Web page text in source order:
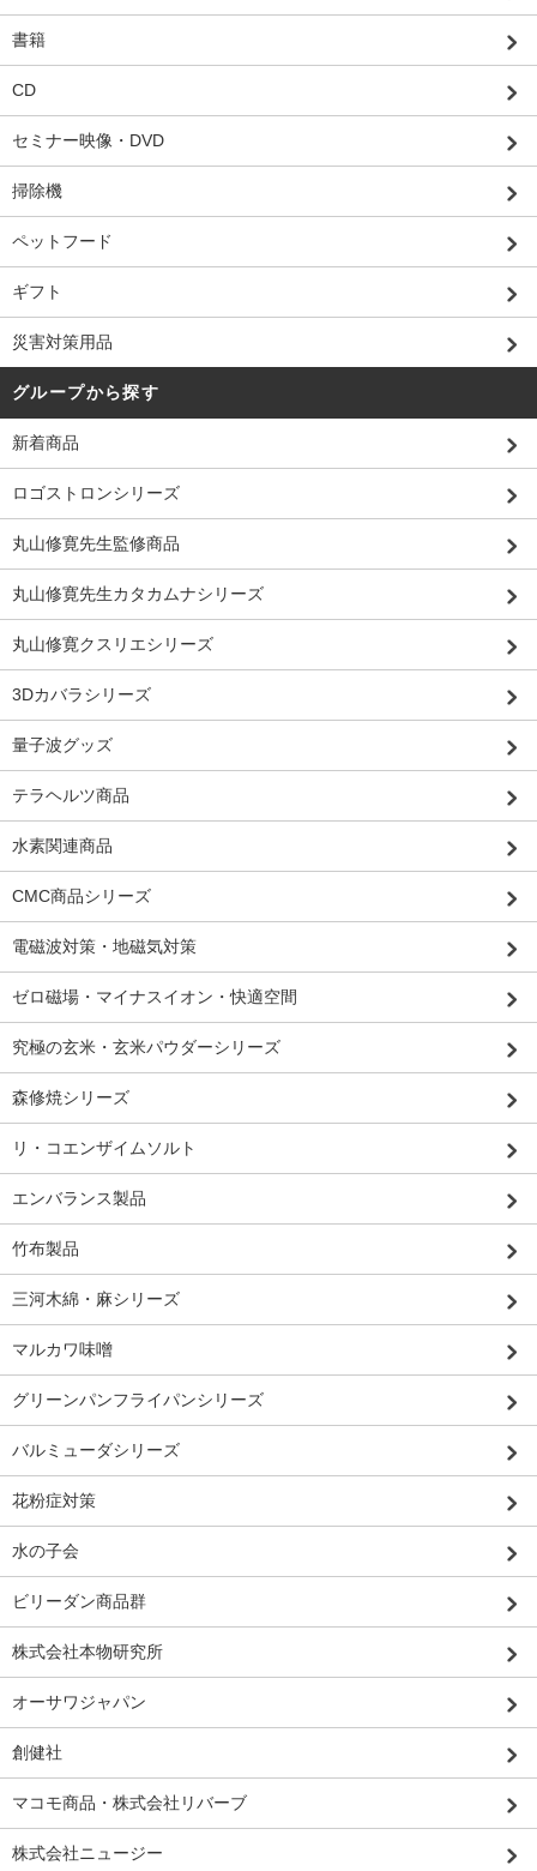
書籍
CD
セミナー映像・DVD
掃除機
ペットフード
ギフト
災害対策用品
グループから探す
新着商品
ロゴストロンシリーズ
丸山修寛先生監修商品
丸山修寛先生カタカムナシリーズ
丸山修寛クスリエシリーズ
3Dカバラシリーズ
量子波グッズ
テラヘルツ商品
水素関連商品
CMC商品シリーズ
電磁波対策・地磁気対策
ゼロ磁場・マイナスイオン・快適空間
究極の玄米・玄米パウダーシリーズ
森修焼シリーズ
リ・コエンザイムソルト
エンバランス製品
竹布製品
三河木綿・麻シリーズ
マルカワ味噌
グリーンパンフライパンシリーズ
バルミューダシリーズ
花粉症対策
水の子会
ビリーダン商品群
株式会社本物研究所
オーサワジャパン
創健社
マコモ商品・株式会社リバーブ
株式会社ニュージー